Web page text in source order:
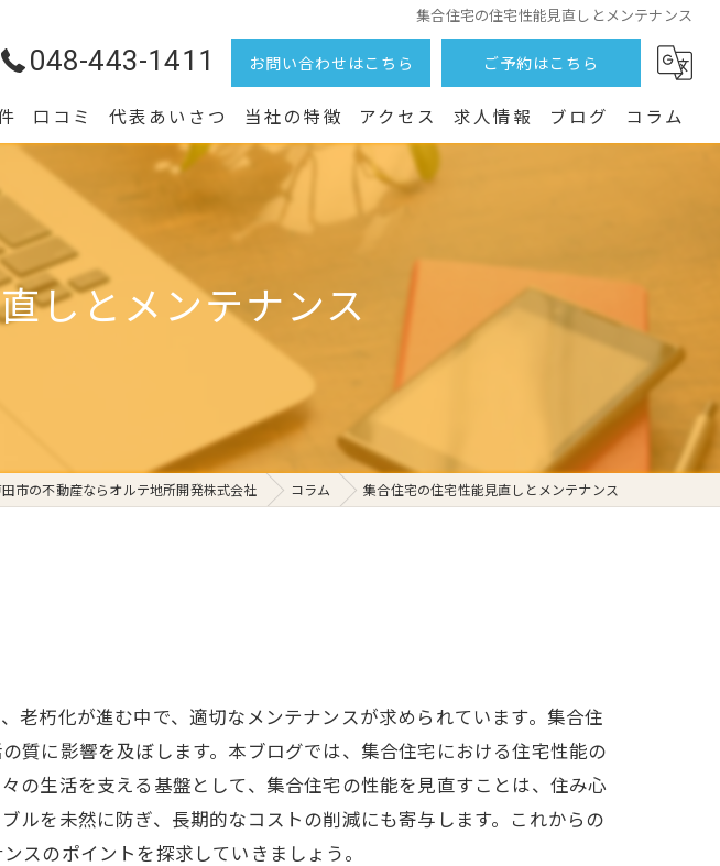
集合住宅の住宅性能見直しとメンテナンス
048-443-1411 お問い合わせはこちら ご予約はこちら
口コミ 代表あいさつ 当社の特徴
土地
戸建て
相続
アクセス 求人情報 ブログ コラム
しとメンテナンス
市の不動産ならオルテ地所開発株式会社 コラム 集合住宅の住宅性能見直しとメンテナンス
老朽化が進む中で、適切なメンテナンスが求められています。集合住
質に影響を及ぼします。本ブログでは、集合住宅における住宅性能の
の生活を支える基盤として、集合住宅の性能を見直すことは、住み心
ルを未然に防ぎ、長期的なコストの削減にも寄与します。これからの
スのポイントを探求していきましょう。